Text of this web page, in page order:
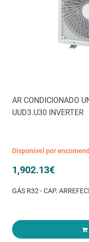
AR CONDICIONADO
UUD3.U30 INVERTER
Disponível por
1,902.13€
GÁS R32 - CAP.